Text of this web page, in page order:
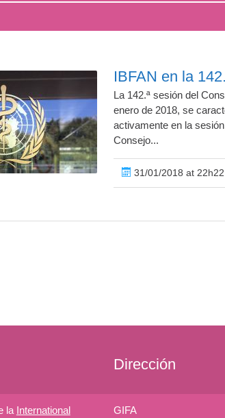
IBFAN en la
La 142.ª sesión del
enero de 2018, se
activamente en la
Consejo...
31/01/2018 at 22h22
la International
Dirección
GIFA